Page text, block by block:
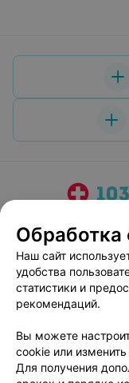
Медицинский
Обработка
Наш сайт
удобства
статистики и
рекомендаций.
Вы можете
cookie или
Для получения